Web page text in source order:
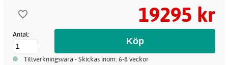
19295 kr
Antal:
Tillverkningsvara - Skickas inom: 6-8 veckor